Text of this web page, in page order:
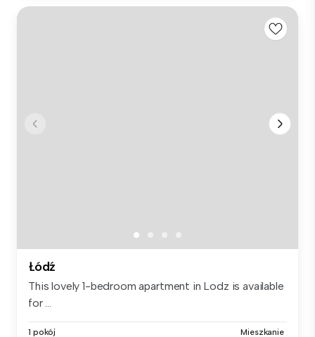
Łódź
This lovely 1-bedroom apartment in Lodz is available
for ...
1 pokój Mieszkanie